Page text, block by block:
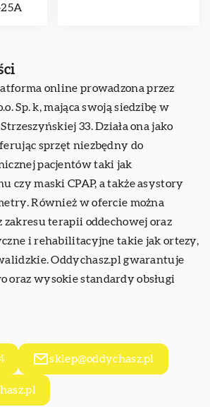
online prowadzona przez
Sp. k, mająca swoją siedzibę w
33. Działa ona jako
sprzęt niezbędny do
pacjentów taki jak
czy maski CPAP, a także asystory
Również w ofercie można
zakresu terapii oddechowej oraz
i rehabilitacyjne takie jak ortezy,
Oddychasz.pl gwarantuje
oraz wysokie standardy obsługi
sklep@oddychasz.pl